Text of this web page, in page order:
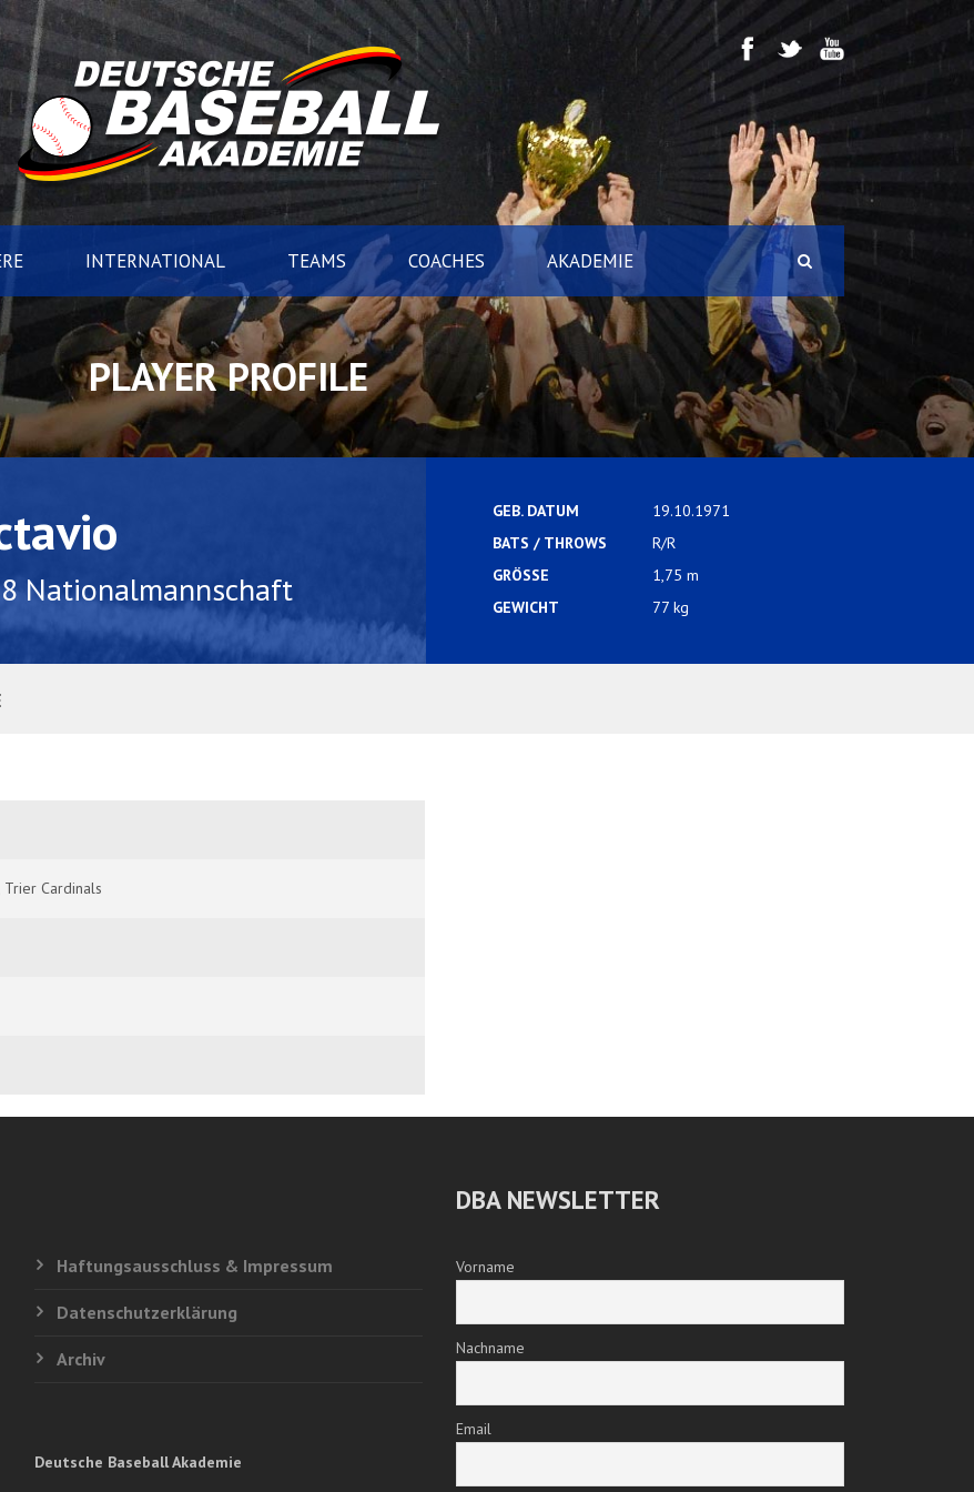
INTERNATIONAL TEAMS COACHES AKADEMIE
PLAYER PROFILE
Nationalmannschaft
GEB. DATUM
19.10.1971
BATS / THROWS
R/R
GRÖSSE
1,75 m
GEWICHT
77 kg
Cardinals
Haftungsausschluss & Impressum
Datenschutzerklärung
Archiv
Deutsche Baseball Akademie
DBA NEWSLETTER
Vorname
Nachname
Email